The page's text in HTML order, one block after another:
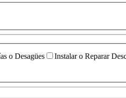
o Desagües Instalar o Reparar